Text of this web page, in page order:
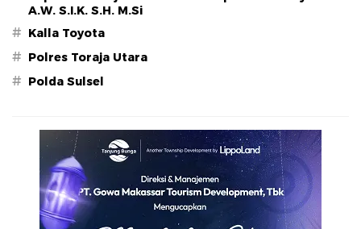
A.W. S.I.K. S.H. M.Si
# Kalla Toyota
# Polres Toraja Utara
# Polda Sulsel